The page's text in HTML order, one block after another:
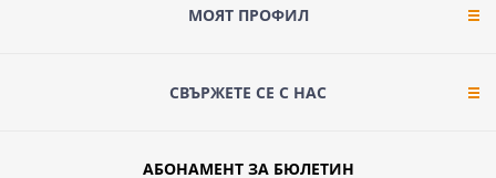
МОЯТ ПРОФИЛ
СВЪРЖЕТЕ СЕ С НАС
АБОНАМЕНТ ЗА БЮЛЕТИН